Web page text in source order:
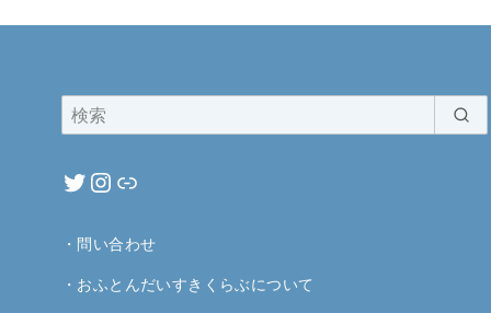
・ 問い合わせ
・ おふとんだいすきくらぶについて